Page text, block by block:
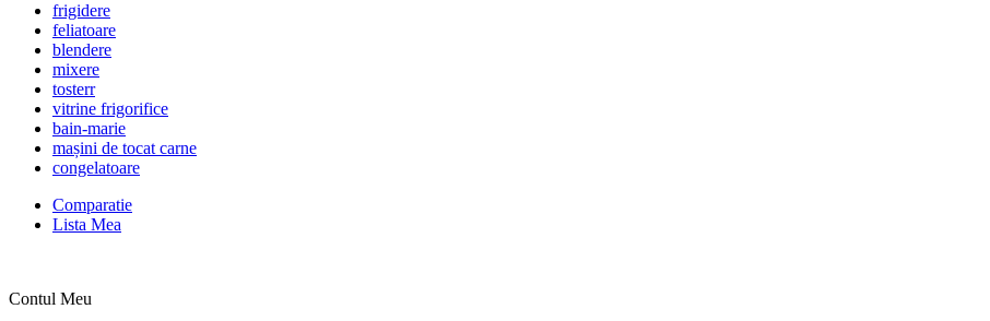
frigidere
feliatoare
blendere
mixere
tosterr
vitrine frigorifice
bain-marie
mașini de tocat carne
congelatoare
Comparatie
Lista Mea
Contul Meu